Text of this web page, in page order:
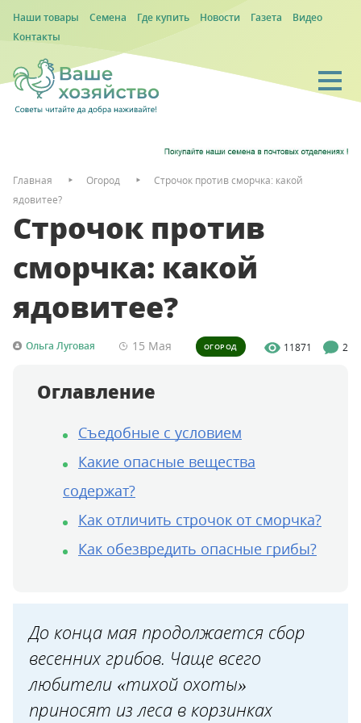
Наши товары Семена Где купить Новости Газета
Видео
Контакты
Главная Огород
Строчок против сморчка: какой
ядовитее?
Строчок против
сморчка: какой
ядовитее?
Ольга Луговая 15 Мая ОГОРОД 11871 2
Оглавление
Съедобные с условием
Какие опасные вещества
содержат?
Как отличить строчок от сморчка?
Как обезвредить опасные грибы?
До конца мая продолжается сбор
весенних грибов. Чаще всего
любители «тихой охоты»
приносят из леса в корзинках